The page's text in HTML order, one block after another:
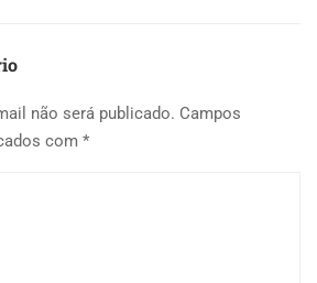
não será publicado. Campos
com *